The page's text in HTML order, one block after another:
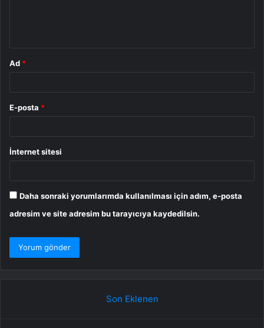
Ad *
E-posta *
İnternet sitesi
Daha sonraki yorumlarımda kullanılması için adım, e-posta
adresim ve site adresim bu tarayıcıya kaydedilsin.
Son Eklenen